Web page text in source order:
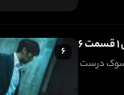
درست
۶